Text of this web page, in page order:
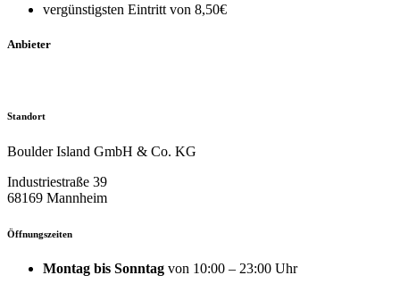
vergünstigsten Eintritt von 8,50€
Anbieter
Standort
Boulder Island GmbH & Co. KG
Industriestraße 39
68169 Mannheim
Öffnungszeiten
Montag bis Sonntag von 10:00 – 23:00 Uhr